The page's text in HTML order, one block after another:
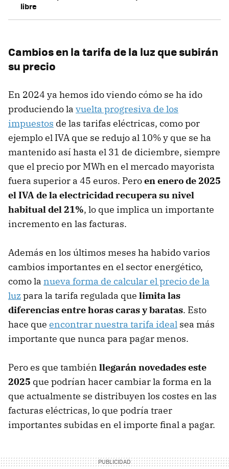
libre
Cambios en la tarifa de la luz que subirán
su precio
En 2024 ya hemos ido viendo cómo se ha ido
produciendo la vuelta progresiva de los
impuestos de las tarifas eléctricas, como por
ejemplo el IVA que se redujo al 10% y que se ha
mantenido así hasta el 31 de diciembre, siempre
que el precio por MWh en el mercado mayorista
fuera superior a 45 euros. Peroen enero de 2025
el IVA de la electricidad recupera su nivel
habitual del 21%, lo que implica un importante
incremento en las facturas.
Además en los últimos meses ha habido varios
cambios importantes en el sector energético,
como la nueva forma de calcular el precio de la
luzpara la tarifa regulada que limita las
diferencias entre horas caras y baratas. Esto
hace que encontrar nuestra tarifa ideal sea más
importante que nunca para pagar menos.
Pero es que también llegarán novedades este
2025 que podrían hacer cambiar la forma en la
que actualmente se distribuyen los costes en las
facturas eléctricas, lo que podría traer
importantes subidas en el importe final a pagar.